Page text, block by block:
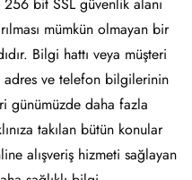
mümkün olmayan bir
Bilgi hattı veya müşteri
adres ve telefon bilgilerinin
günümüzde daha fazla
takılan bütün konular
alışveriş hizmeti sağlayan